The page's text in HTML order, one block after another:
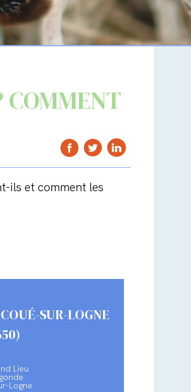
COMMENT
ils et comment les
SUR-LOGNE
Lieu
Logne